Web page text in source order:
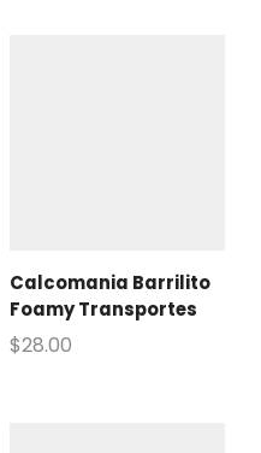
Calcomania Barrilito
Foamy Transportes
$28.00